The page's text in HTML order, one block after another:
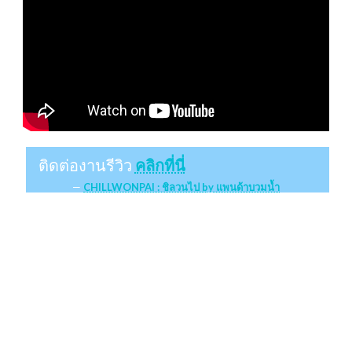
ติดต่องานรีวิว คลิกที่นี่
CHILLWONPAI : ชิลวนไป by แพนด้าบวมน้ำ